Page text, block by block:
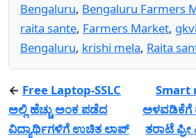
Bengaluru, Bengaluru Farmers
raita sante, Farmers Market,
Bengaluru, krishi mela, Raita
← Free Laptop-SSLC
ಅಲ್ಲಿ ಹೆಚ್ಚು ಅಂಕ ಪಡೆದ
ವಿದ್ಯಾರ್ಥಿಗಳಿಗೆ ಉಚಿತ ಲಾಪ್
Smart
ಅಳವಡಿಕೆಗೆ
ತರಾಟೆ